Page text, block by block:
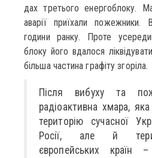
дах третього енергоблоку.
аварії приїхали
години ранку. Проте
блоку його вдалося
більша частина графіту згоріла.
Після вибуху та
радіоактивна хмара,
територію сучасної
Росії, але й
європейських країн –